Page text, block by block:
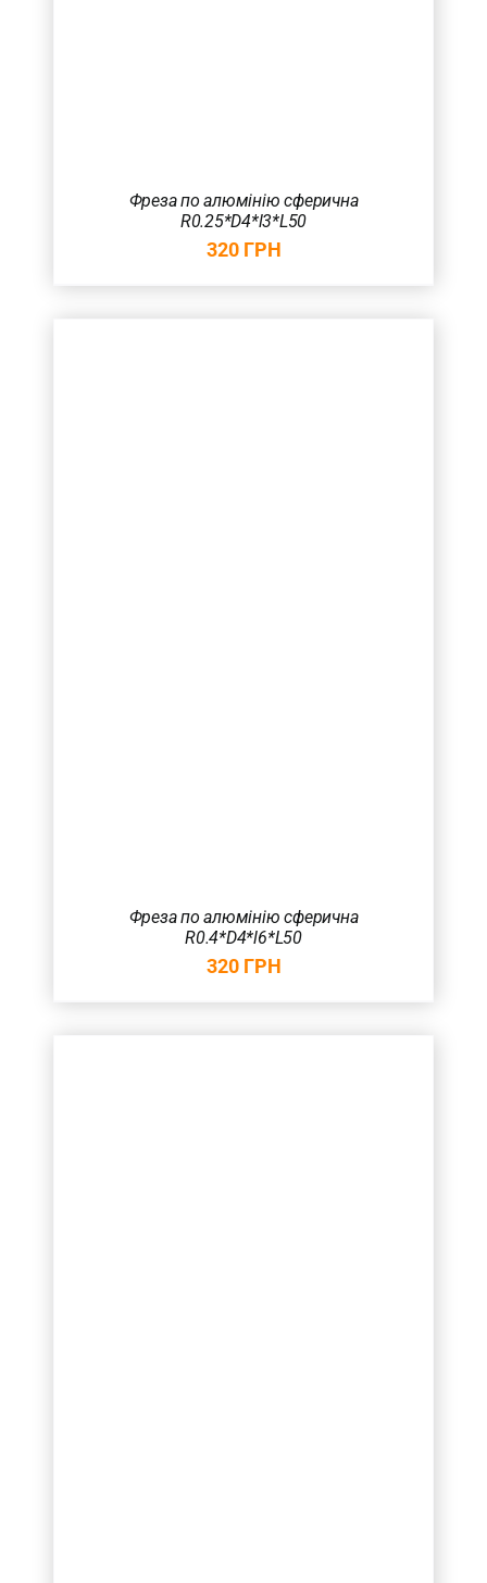
Фреза по алюмінію сферична
R0.25*D4*l3*L50
320 ГРН
Фреза по алюмінію сферична
R0.4*D4*l6*L50
320 ГРН